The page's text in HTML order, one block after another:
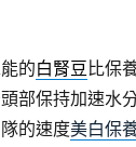
的白腎豆比保
部保持加速水
的速度美白保